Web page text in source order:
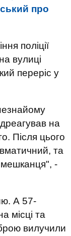
про
поліції
вулиці
переріс у
на
Після цього
та
мешканця", -
А 57-
місці та
вилучили